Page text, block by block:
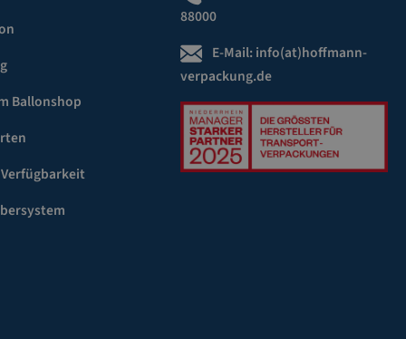
Ballonshop
88000
E-Mail: info(at)hoffmann-
verpackung.de